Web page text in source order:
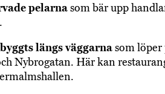
pelarnasom bär upp
längs väggarnasom
Nybrogatan. Här kan